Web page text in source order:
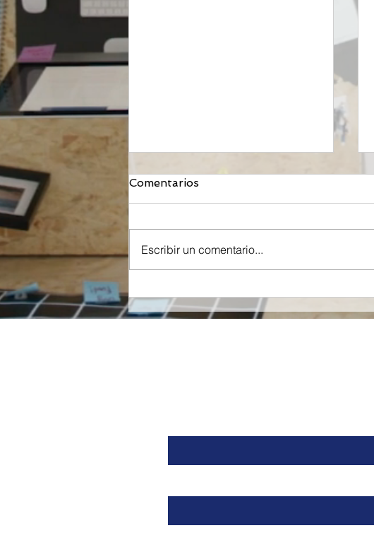
Takeda dirigido a la
Orexina, recibe la
Comentarios
Escribir un comentario...